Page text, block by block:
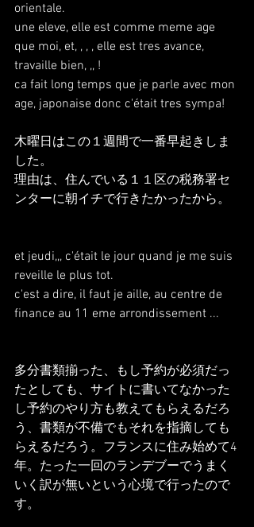
orientale.
une eleve, elle est comme meme age
que moi, et, , , , elle est tres avance,
travaille bien, ,, !
ca fait long temps que je parle avec mon
age, japonaise donc c'était tres sympa!
木曜日はこの１週間で一番早起きしま
した。
理由は、住んでいる１１区の税務署セ
ンターに朝イチで行きたかったから。
et jeudi,,, c'était le jour quand je me suis
reveille le plus tot.
c'est a dire, il faut je aille, au centre de
finance au 11 eme arrondissement ...
多分書類揃った、もし予約が必須だっ
たとしても、サイトに書いてなかった
し予約のやり方も教えてもらえるだろ
う、書類が不備でもそれを指摘しても
らえるだろう。フランスに住み始めて4
年。たった一回のランデブーでうまく
いく訳が無いという心境で行ったので
す。